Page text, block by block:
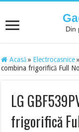
Din
Acasă » Electrocasnice »
combina frigorifică Full
LG
frigorifică